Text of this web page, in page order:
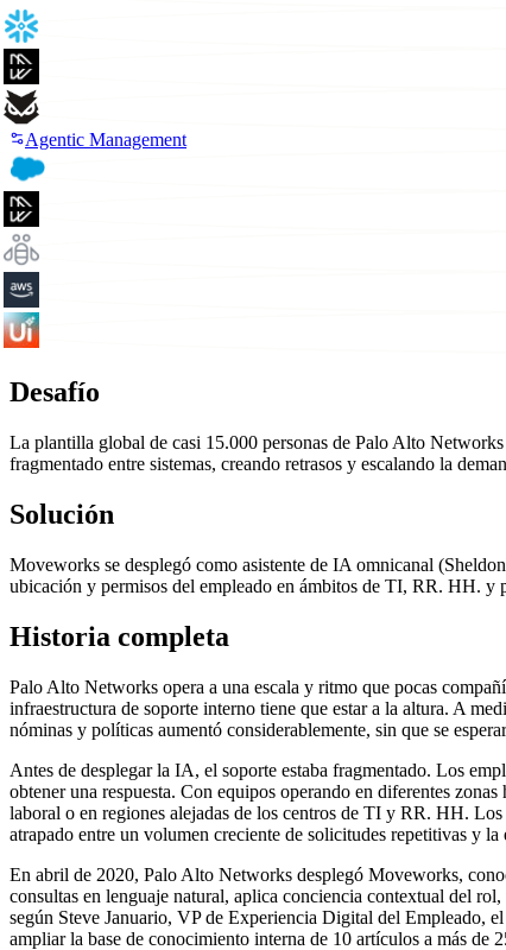
Agentic Management
Desafío
La plantilla global de casi 15.000 personas de Palo Alto
fragmentado entre sistemas, creando retrasos y escalando la
Solución
Moveworks se desplegó como asistente de IA omnicanal
ubicación y permisos del empleado en ámbitos de TI, RR. HH. y
Historia completa
Palo Alto Networks opera a una escala y ritmo que pocas
infraestructura de soporte interno tiene que estar a la altura. A
nóminas y políticas aumentó considerablemente, sin que se
Antes de desplegar la IA, el soporte estaba fragmentado. Los
obtener una respuesta. Con equipos operando en diferentes
laboral o en regiones alejadas de los centros de TI y RR. HH.
atrapado entre un volumen creciente de solicitudes repetitivas y
En abril de 2020, Palo Alto Networks desplegó Moveworks,
consultas en lenguaje natural, aplica conciencia contextual del
según Steve Januario, VP de Experiencia Digital del Empleado,
ampliar la base de conocimiento interna de 10 artículos a más de